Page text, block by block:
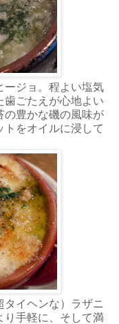
ージョ。程よい塩気
歯ごたえが心地よい
の豊かな磯の風味が
をオイルに浸して
タイヘンな）ラザニ
り手軽に、そして満